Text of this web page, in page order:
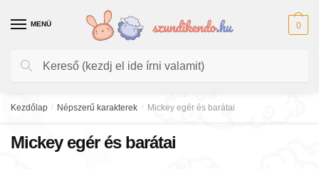
MENÜ
Keresés
Keresés
0
Kezdőlap / Népszerű karakterek / Mickey egér és barátai
Mickey egér és barátai